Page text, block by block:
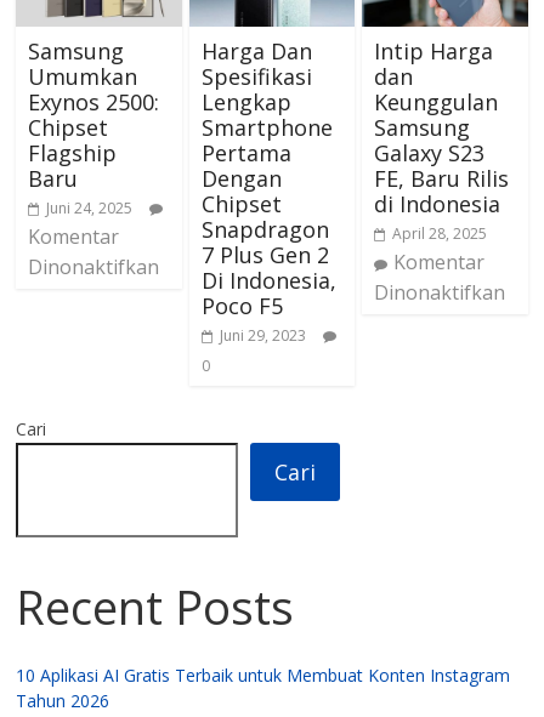
Samsung
Umumkan
Exynos 2500:
Chipset
Flagship
Baru
Juni 24, 2025
Komentar
Dinonaktifkan
Harga Dan
Spesifikasi
Lengkap
Smartphone
Pertama
Dengan
Chipset
Snapdragon
7 Plus Gen 2
Di Indonesia,
Poco F5
Juni 29, 2023
0
Intip Harga
dan
Keunggulan
Samsung
Galaxy S23
FE, Baru Rilis
di Indonesia
April 28, 2025
Komentar
Dinonaktifkan
Cari
Cari
Recent Posts
10 Aplikasi AI Gratis Terbaik untuk Membuat Konten Instagram
Tahun 2026